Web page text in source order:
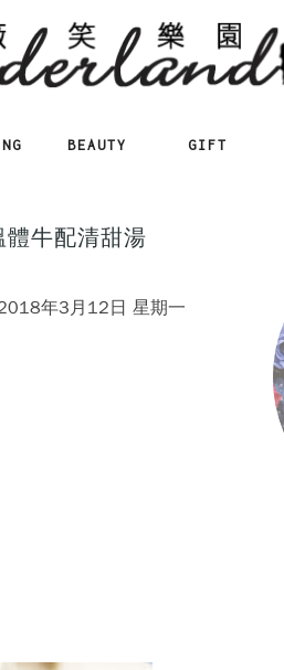
BEAUTY GIFT
體牛配清甜湯
年3月12日 星期一